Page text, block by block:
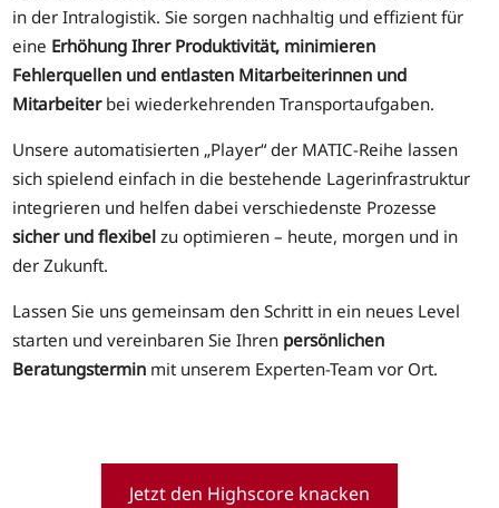
in der Intralogistik. Sie sorgen nachhaltig und effizient für
eine Erhöhung Ihrer Produktivität, minimieren
Fehlerquellen und entlasten Mitarbeiterinnen und
Mitarbeiterbei wiederkehrenden Transportaufgaben.
Unsere automatisierten „Player“ der MATIC-Reihe lassen
sich spielend einfach in die bestehende Lagerinfrastruktur
integrieren und helfen dabei verschiedenste Prozesse
sicher und flexibel zu optimieren – heute, morgen und in
der Zukunft.
Lassen Sie uns gemeinsam den Schritt in ein neues Level
starten und vereinbaren Sie Ihren persönlichen
Beratungstermin mit unserem Experten-Team vor Ort.
Jetzt den Highscore knacken